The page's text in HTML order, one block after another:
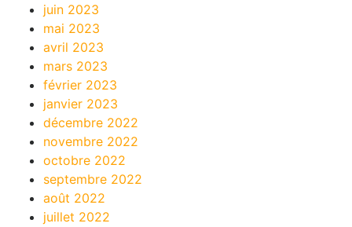
juin 2023
mai 2023
avril 2023
mars 2023
février 2023
janvier 2023
décembre 2022
novembre 2022
octobre 2022
septembre 2022
août 2022
juillet 2022